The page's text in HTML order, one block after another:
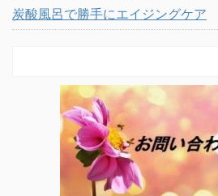
炭酸風呂で勝手にエイジングケア